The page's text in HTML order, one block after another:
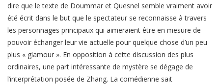
dire que le texte de Doummar et Quesnel semble vraiment avoir
été écrit dans le but que le spectateur se reconnaisse à travers
les personnages principaux qui aimeraient être en mesure de
pouvoir échanger leur vie actuelle pour quelque chose d’un peu
plus « glamour ». En opposition à cette discussion des plus
ordinaires, une part intéressante de mystère se dégage de
l’interprétation posée de Zhang. La comédienne sait